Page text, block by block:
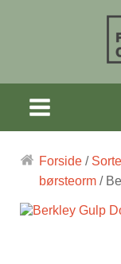
Forside /
børsteorm /